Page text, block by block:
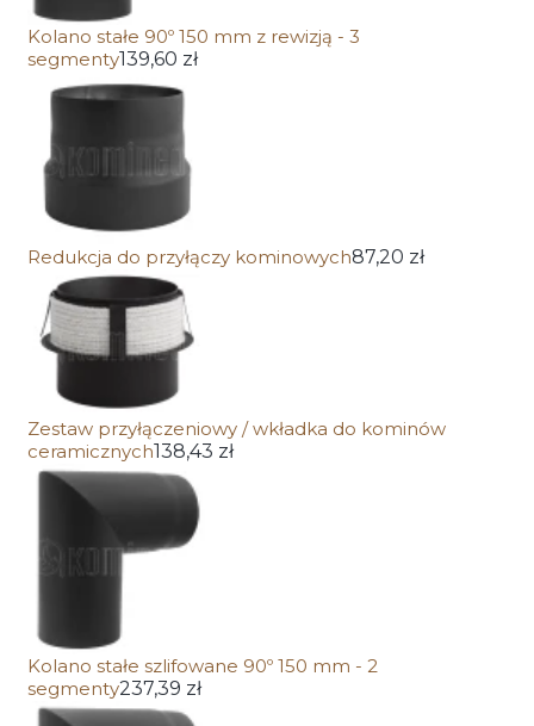
Kolano stałe 90º 150 mm z rewizją - 3
segmenty139,60 zł
Redukcja do przyłączy kominowych87,20 zł
Zestaw przyłączeniowy / wkładka do kominów
ceramicznych138,43 zł
Kolano stałe szlifowane 90º 150 mm - 2
segmenty237,39 zł